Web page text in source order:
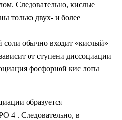
Следовательно, кислые
только двух- и более
соли обычно входит «кислый»
от ступени диссоциации
фосфорной кис лоты
образуется
4 . Следовательно, в